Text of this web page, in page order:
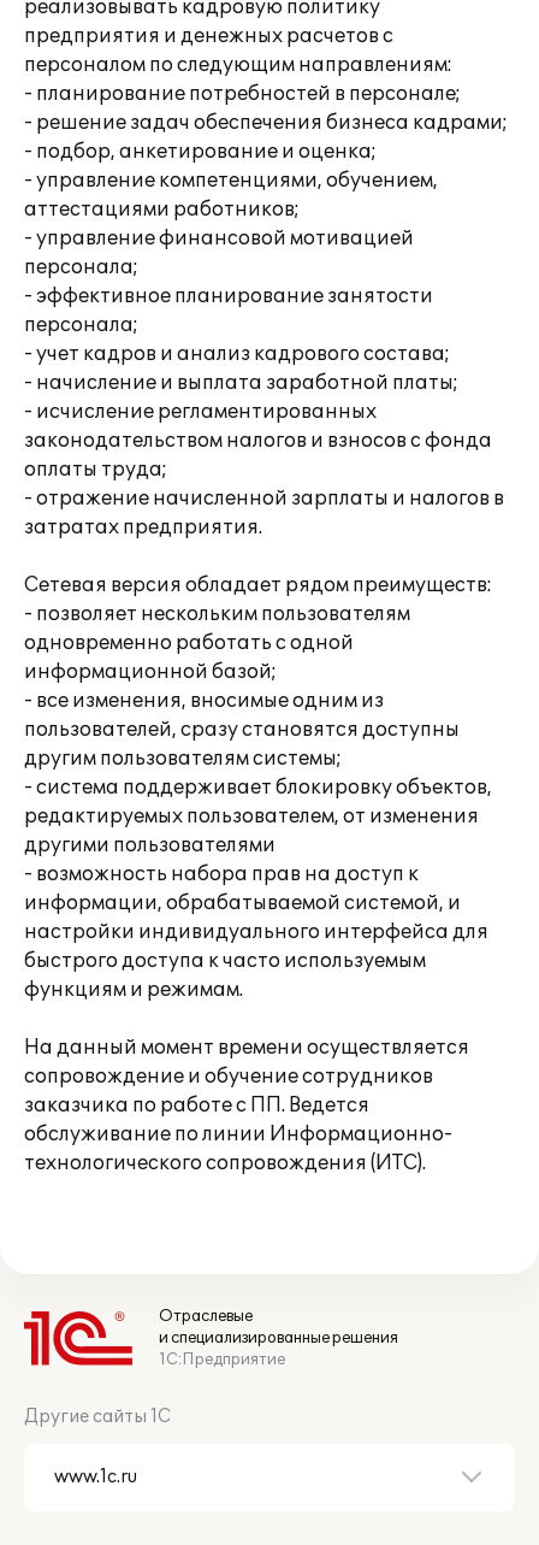
реализовывать кадровую политику
предприятия и денежных расчетов с
персоналом по следующим направлениям:
- планирование потребностей в персонале;
- решение задач обеспечения бизнеса кадрами;
- подбор, анкетирование и оценка;
- управление компетенциями, обучением,
аттестациями работников;
- управление финансовой мотивацией
персонала;
- эффективное планирование занятости
персонала;
- учет кадров и анализ кадрового состава;
- начисление и выплата заработной платы;
- исчисление регламентированных
законодательством налогов и взносов с фонда
оплаты труда;
- отражение начисленной зарплаты и налогов в
затратах предприятия.
Сетевая версия обладает рядом преимуществ:
- позволяет нескольким пользователям
одновременно работать с одной
информационной базой;
- все изменения, вносимые одним из
пользователей, сразу становятся доступны
другим пользователям системы;
- система поддерживает блокировку объектов,
редактируемых пользователем, от изменения
другими пользователями
- возможность набора прав на доступ к
информации, обрабатываемой системой, и
настройки индивидуального интерфейса для
быстрого доступа к часто используемым
функциям и режимам.
На данный момент времени осуществляется
сопровождение и обучение сотрудников
заказчика по работе с ПП. Ведется
обслуживание по линии Информационно-
технологического сопровождения (ИТС).
Отраслевые
и специализированные решения
1С:Предприятие
Другие сайты 1С